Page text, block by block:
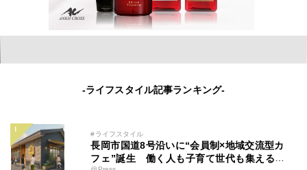
-ライフスタイル記事ランキング-
#ライフスタイル
長岡市国道8号沿いに“会員制×地域交流型カ
フェ”誕生 働く人も子育て世代も集える新